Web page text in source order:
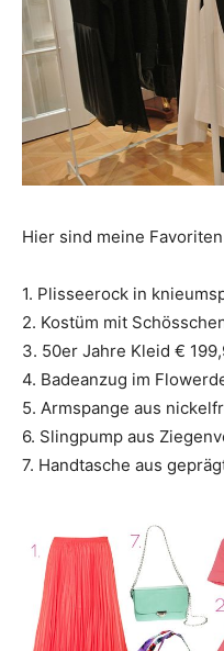
Hier sind meine
1. Plisseerock in
2. Kostüm mit
3. 50er Jahre Kleid €
4. Badeanzug im
5. Armspange aus
6. Slingpump aus
7. Handtasche aus